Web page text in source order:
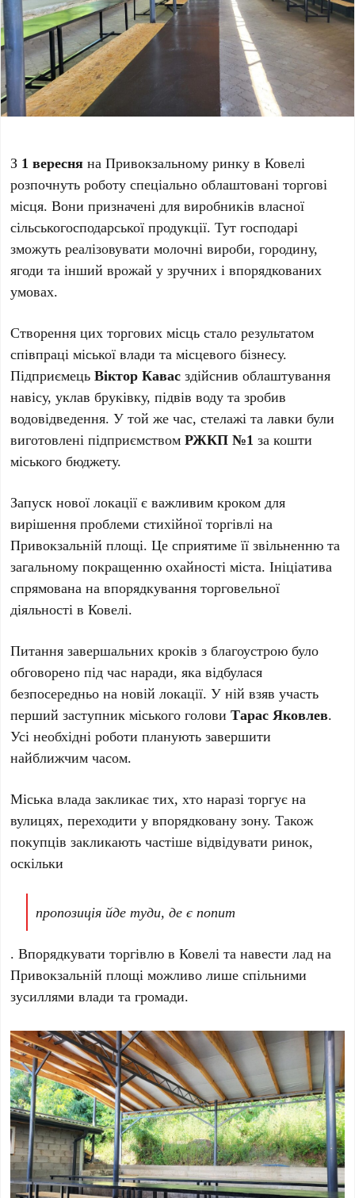
З 1 вересня на Привокзальному ринку в Ковелі
розпочнуть роботу спеціально облаштовані торгові
місця. Вони призначені для виробників власної
сільськогосподарської продукції. Тут господарі
зможуть реалізовувати молочні вироби, городину,
ягоди та інший врожай у зручних і впорядкованих
умовах.
Створення цих торгових місць стало результатом
співпраці міської влади та місцевого бізнесу.
ПідприємецьВіктор Кавас здійснив облаштування
навісу, уклав бруківку, підвів воду та зробив
водовідведення. У той же час, стелажі та лавки були
виготовлені підприємствомРЖКП №1 за кошти
міського бюджету.
Запуск нової локації є важливим кроком для
вирішення проблеми стихійної торгівлі на
Привокзальній площі. Це сприятиме її звільненню та
загальному покращенню охайності міста. Ініціатива
спрямована на впорядкування торговельної
діяльності в Ковелі.
Питання завершальних кроків з благоустрою було
обговорено під час наради, яка відбулася
безпосередньо на новій локації. У ній взяв участь
перший заступник міського головиТарас Яковлев.
Усі необхідні роботи планують завершити
найближчим часом.
Міська влада закликає тих, хто наразі торгує на
вулицях, переходити у впорядковану зону. Також
покупців закликають частіше відвідувати ринок,
оскільки
пропозиція йде туди, де є попит
. Впорядкувати торгівлю в Ковелі та навести лад на
Привокзальній площі можливо лише спільними
зусиллями влади та громади.